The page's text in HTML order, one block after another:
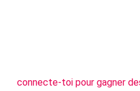
connecte-toi pour gagner